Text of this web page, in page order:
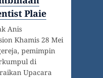
Plaie
Anis
Khamis 28 Mei
pemimpin
di
Upacara